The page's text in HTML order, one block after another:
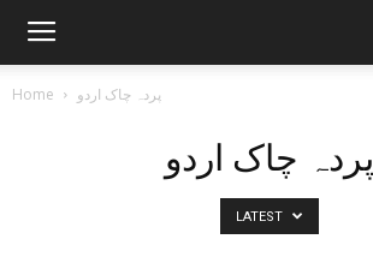
Home پردہ چاک اردو
پردہ چاک اردو
LATEST